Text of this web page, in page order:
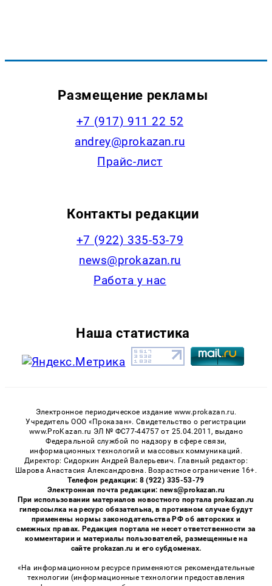
Размещение рекламы
+7 (917) 911 22 52
andrey@prokazan.ru
Прайс-лист
Контакты редакции
+7 (922) 335-53-79
news@prokazan.ru
Работа у нас
Наша статистика
Электронное периодическое издание www.prokazan.ru.
Учредитель ООО «Проказан». Cвидетельство о регистрации
www.ProKazan.ru ЭЛ № ФС77-44757 от 25.04.2011, выдано
Федеральной службой по надзору в сфере связи,
информационных технологий и массовых коммуникаций.
Директор: Сидоркин Андрей Валерьевич. Главный редактор:
Шарова Анастасия Александровна. Возрастное ограничение 16+.
Телефон редакции: 8 (922) 335-53-79
Электронная почта редакции: news@prokazan.ru
При использовании материалов новостного портала prokazan.ru
гиперссылка на ресурс обязательна, в противном случае будут
применены нормы законодательства РФ об авторских и
смежных правах. Редакция портала не несет ответственности за
комментарии и материалы пользователей, размещенные на
сайте prokazan.ru и его субдоменах.
«На информационном ресурсе применяются рекомендательные
технологии (информационные технологии предоставления